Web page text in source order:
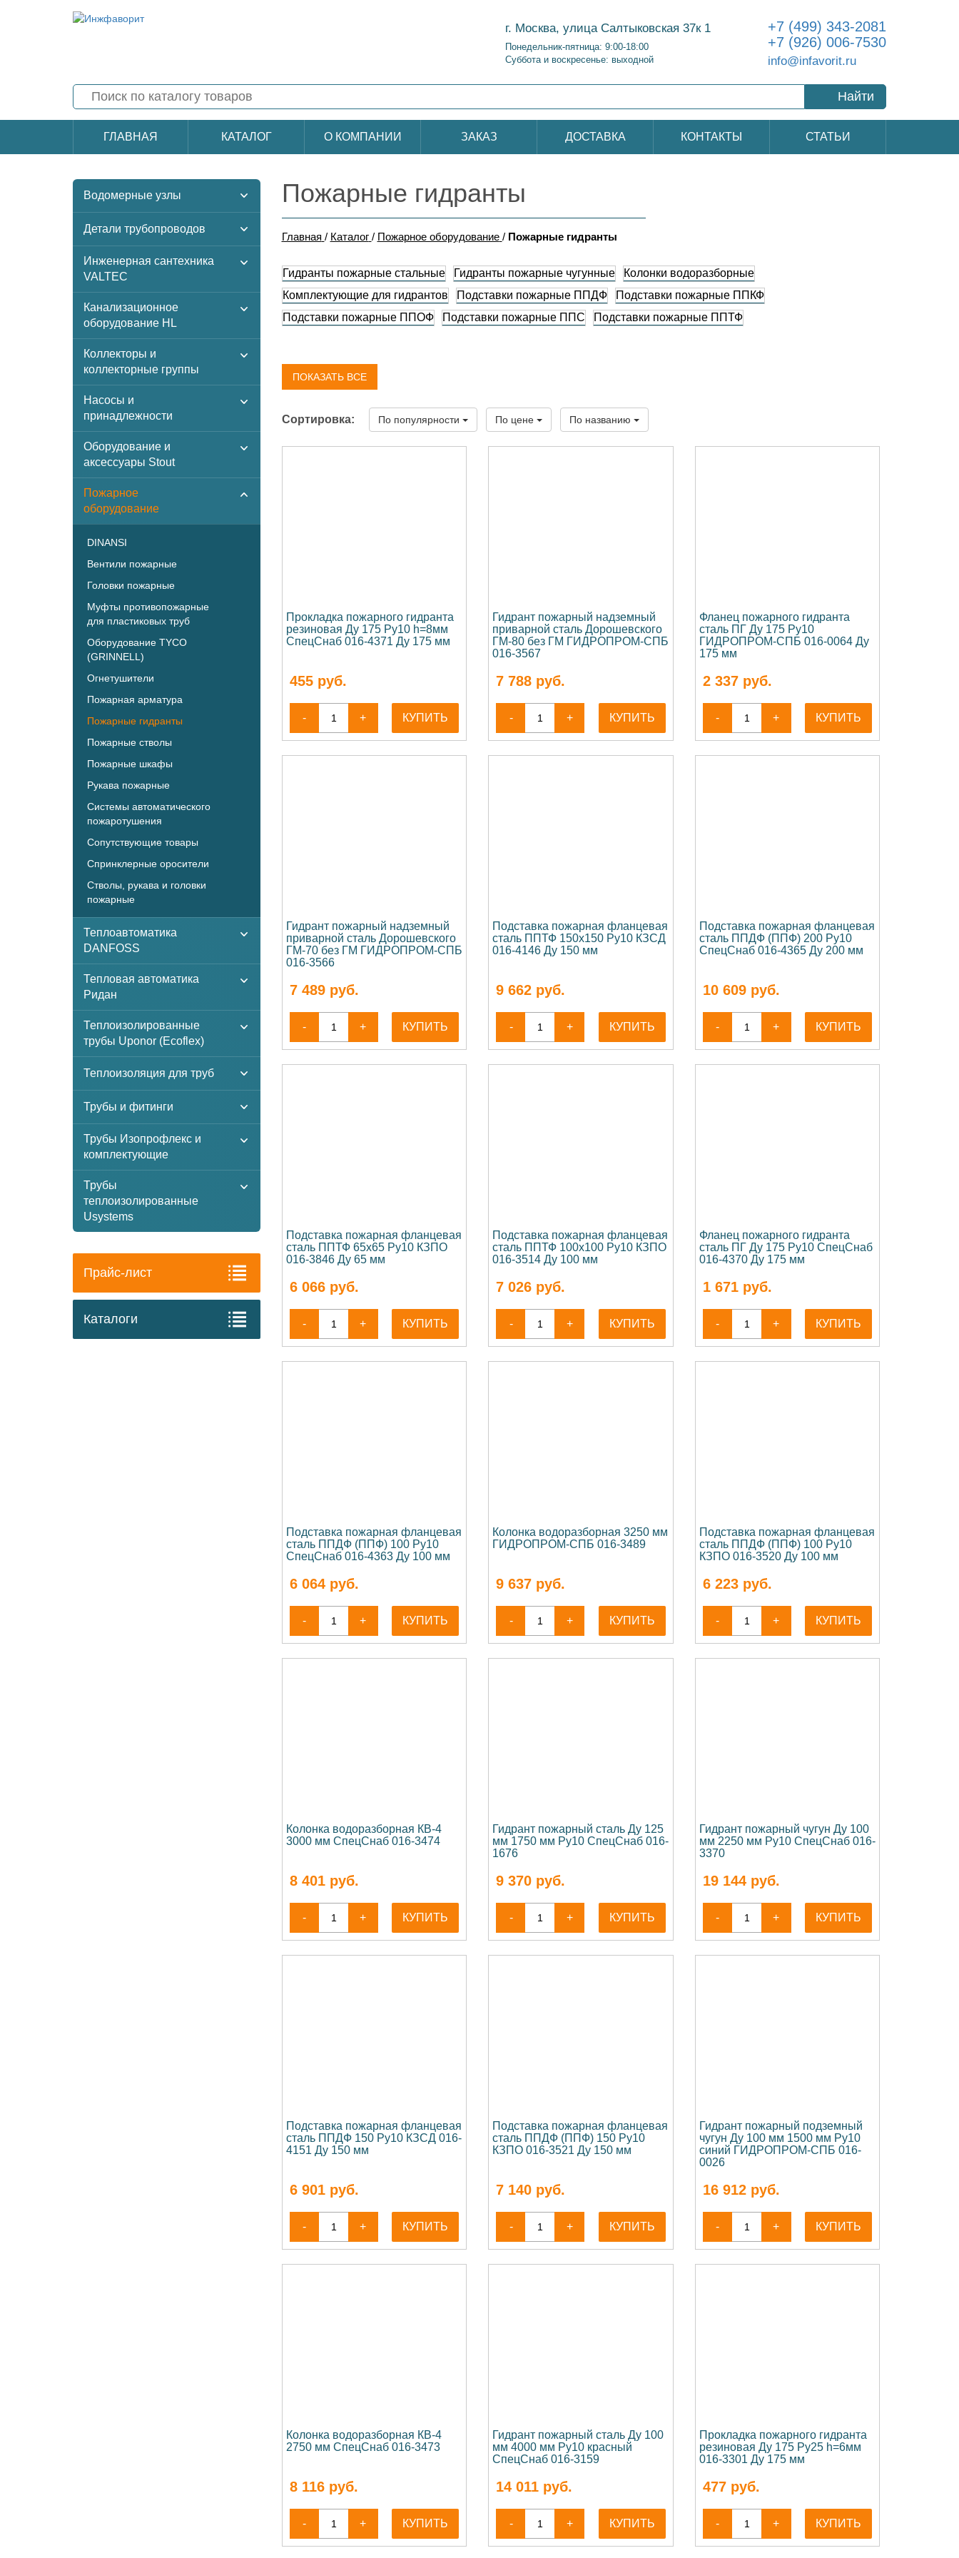
г. Москва, улица Салтыковская 37к 1
Понедельник-пятница: 9:00-18:00
Суббота и воскресенье: выходной
+7 (499) 343-2081
+7 (926) 006-7530
info@infavorit.ru
Найти
ГЛАВНАЯ КАТАЛОГ О КОМПАНИИ ЗАКАЗ ДОСТАВКА КОНТАКТЫ СТАТЬИ
Водомерные узлы
Детали трубопроводов
Инженерная сантехника
VALTEC
Канализационное
оборудование HL
Коллекторы и
коллекторные группы
Насосы и
принадлежности
Оборудование и
аксессуары Stout
Пожарное
оборудование
DINANSI
Вентили пожарные
Головки пожарные
Муфты противопожарные
для пластиковых труб
Оборудование TYCO
(GRINNELL)
Огнетушители
Пожарная арматура
Пожарные гидранты
Пожарные стволы
Пожарные шкафы
Рукава пожарные
Системы автоматического
пожаротушения
Сопутствующие товары
Спринклерные оросители
Стволы, рукава и головки
пожарные
Теплоавтоматика
DANFOSS
Тепловая автоматика
Ридан
Теплоизолированные
трубы Uponor (Ecoflex)
Теплоизоляция для труб
Трубы и фитинги
Трубы Изопрофлекс и
комплектующие
Трубы
теплоизолированные
Usystems
Прайс-лист
Каталоги
Пожарные гидранты
Главная / Каталог / Пожарное оборудование / Пожарные гидранты
Гидранты пожарные стальные Гидранты пожарные чугунные
Колонки водоразборные
Комплектующие для гидрантов
Подставки пожарные ППДФ
Подставки пожарные ППКФ
Подставки пожарные ППОФ
Подставки пожарные ППС Подставки пожарные ППТФ
ПОКАЗАТЬ ВСЕ
Сортировка: По популярности По цене По названию
Прокладка пожарного гидранта
резиновая Ду 175 Ру10 h=8мм
СпецСнаб 016-4371 Ду 175 мм
455руб.
- + КУПИТЬ
Гидрант пожарный надземный
приварной сталь Дорошевского
ГМ-80 без ГМ ГИДРОПРОМ-СПБ
016-3567
7 788 руб.
- + КУПИТЬ
Фланец пожарного гидранта
сталь ПГ Ду 175 Ру10
ГИДРОПРОМ-СПБ 016-0064 Ду
175 мм
2 337руб.
- + КУПИТЬ
Гидрант пожарный надземный
приварной сталь Дорошевского
ГМ-70 без ГМ ГИДРОПРОМ-СПБ
016-3566
7 489руб.
- + КУПИТЬ
Подставка пожарная фланцевая
сталь ППТФ 150x150 Ру10 КЗСД
016-4146 Ду 150 мм
9 662 руб.
- + КУПИТЬ
Подставка пожарная фланцевая
сталь ППДФ (ППФ) 200 Ру10
СпецСнаб 016-4365 Ду 200 мм
10 609руб.
- + КУПИТЬ
Подставка пожарная фланцевая
сталь ППТФ 65x65 Ру10 КЗПО
016-3846 Ду 65 мм
6 066руб.
- + КУПИТЬ
Подставка пожарная фланцевая
сталь ППТФ 100x100 Ру10 КЗПО
016-3514 Ду 100 мм
7 026 руб.
- + КУПИТЬ
Фланец пожарного гидранта
сталь ПГ Ду 175 Ру10 СпецСнаб
016-4370 Ду 175 мм
1 671руб.
- + КУПИТЬ
Подставка пожарная фланцевая
сталь ППДФ (ППФ) 100 Ру10
СпецСнаб 016-4363 Ду 100 мм
6 064руб.
- + КУПИТЬ
Колонка водоразборная 3250 мм
ГИДРОПРОМ-СПБ 016-3489
9 637 руб.
- + КУПИТЬ
Подставка пожарная фланцевая
сталь ППДФ (ППФ) 100 Ру10
КЗПО 016-3520 Ду 100 мм
6 223руб.
- + КУПИТЬ
Колонка водоразборная КВ-4
3000 мм СпецСнаб 016-3474
8 401руб.
- + КУПИТЬ
Гидрант пожарный сталь Ду 125
мм 1750 мм Ру10 СпецСнаб 016-
1676
9 370 руб.
- + КУПИТЬ
Гидрант пожарный чугун Ду 100
мм 2250 мм Ру10 СпецСнаб 016-
3370
19 144руб.
- + КУПИТЬ
Подставка пожарная фланцевая
сталь ППДФ 150 Ру10 КЗСД 016-
4151 Ду 150 мм
6 901руб.
- + КУПИТЬ
Подставка пожарная фланцевая
сталь ППДФ (ППФ) 150 Ру10
КЗПО 016-3521 Ду 150 мм
7 140 руб.
- + КУПИТЬ
Гидрант пожарный подземный
чугун Ду 100 мм 1500 мм Ру10
синий ГИДРОПРОМ-СПБ 016-
0026
16 912руб.
- + КУПИТЬ
Колонка водоразборная КВ-4
2750 мм СпецСнаб 016-3473
8 116руб.
- + КУПИТЬ
Гидрант пожарный сталь Ду 100
мм 4000 мм Ру10 красный
СпецСнаб 016-3159
14 011 руб.
- + КУПИТЬ
Прокладка пожарного гидранта
резиновая Ду 175 Ру25 h=6мм
016-3301 Ду 175 мм
477руб.
- + КУПИТЬ